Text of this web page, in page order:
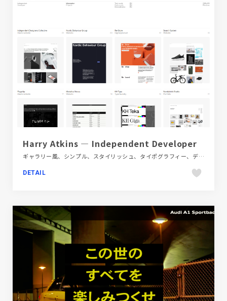
Harry Atkins — Independent Developer
ギャラリー風、シンプル、スタイリッシュ、タイポグラフィー、デザイン・アート・音楽・文芸、ホワイト系、ポートフォリオ、海外サイト
DETAIL